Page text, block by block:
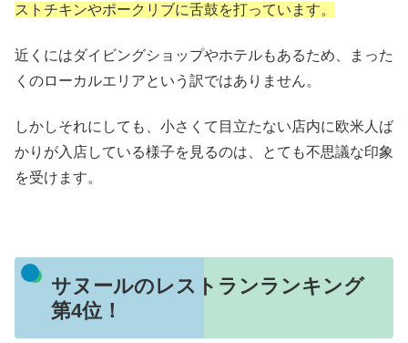
ストチキンやポークリブに舌鼓を打っています。
近くにはダイビングショップやホテルもあるため、まった
くのローカルエリアという訳ではありません。
しかしそれにしても、小さくて目立たない店内に欧米人ば
かりが入店している様子を見るのは、とても不思議な印象
を受けます。
サヌールのレストランランキング
第4位！